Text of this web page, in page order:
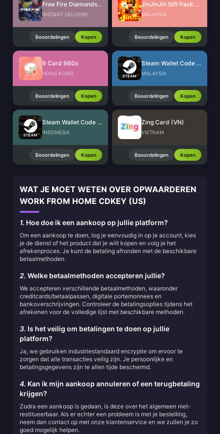
Free Fire Diamonds EU + TR
INSTANT DELIVERY
Beoordelingen Kopen
JinJinJin Gift Pack Redeem Code
MALAYSIA
Beoordelingen Kopen
9 Card 980x
HONG KONG
Beoordelingen Kopen
Steam Wallet Code (MYR)
MALAYSIA
Beoordelingen Kopen
Steam Wallet Code (IDR)
INDONESIA
Beoordelingen Kopen
Zing Card (VN)
VIETNAM
Beoordelingen Kopen
WAT JE MOET WETEN OVER OPWAARDEREN
WORK FROM HOME CDKEY (US)
1. Hoe doe ik een aankoop op jullie platform?
Om een aankoop te doen, log je eenvoudig in op je account, kies
je de dienst of het product dat je wilt kopen en volg je het
afrekenproces. Je kunt de betaling afronden met de beschikbare
betaalmethoden.
2. Welke betaalmethoden accepteren jullie?
We accepteren verschillende betaalmethoden, waaronder
creditcards/betaalpassen, digitale portemonnees en
bankoverschrijvingen. Controleer de betalingsopties tijdens het
afrekenen voor de volledige lijst met beschikbare methoden.
3. Is het veilig om betalingen te doen op jullie
platform?
Ja, we gebruiken industriestandaard encryptie om ervoor te
zorgen dat alle transacties veilig zijn. Je persoonlijke en
betalingsgegevens zijn te allen tijde beschermd.
4. Kan ik mijn aankoop annuleren of een terugbetaling
krijgen?
Zodra een aankoop is gedaan, is deze over het algemeen niet-
restitueerbaar. Als er echter een probleem is met je bestelling,
neem dan contact op met onze klantenservice en we zullen je zo
goed mogelijk helpen.